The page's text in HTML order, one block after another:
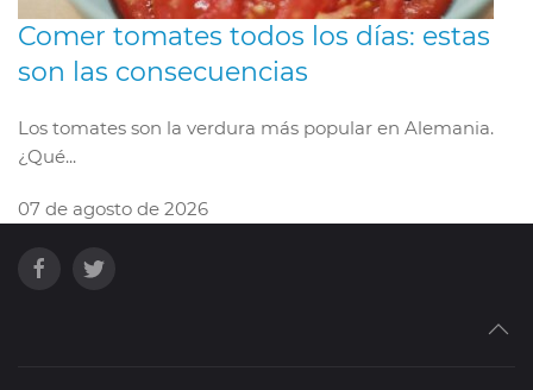
Comer tomates todos los días: estas
son las consecuencias
Los tomates son la verdura más popular en Alemania.
¿Qué...
07 de agosto de 2026